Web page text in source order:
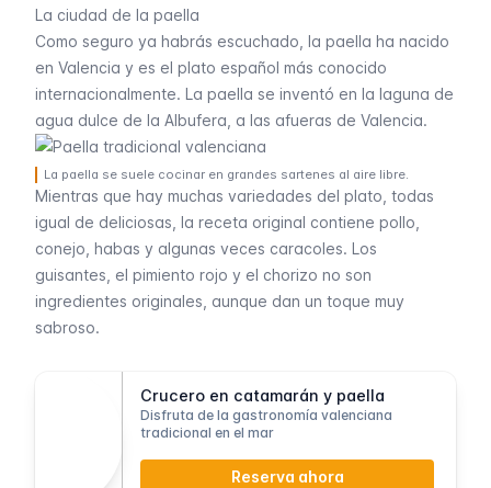
La ciudad de la paella
Como seguro ya habrás escuchado, la paella ha nacido
en Valencia y es el plato español más conocido
internacionalmente. La paella se inventó en la laguna de
agua dulce de la Albufera, a las afueras de Valencia.
La paella se suele cocinar en grandes sartenes al aire libre.
Mientras que hay muchas variedades del plato, todas
igual de deliciosas, la receta original contiene pollo,
conejo, habas y algunas veces caracoles. Los
guisantes, el pimiento rojo y el chorizo no son
ingredientes originales, aunque dan un toque muy
sabroso.
Crucero en catamarán y paella
Disfruta de la gastronomía valenciana
tradicional en el mar
Reserva ahora